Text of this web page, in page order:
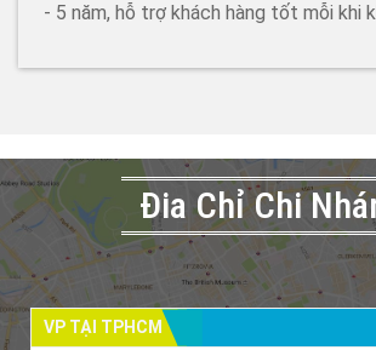
- 5 năm, hỗ trợ khách hàng tốt mỗi khi
Đia Chỉ Chi
VP TẠI TPHCM